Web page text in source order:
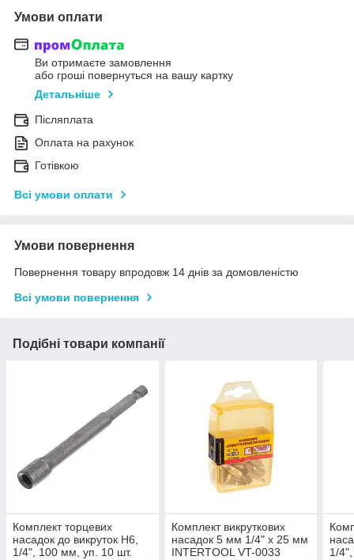
Умови оплати
Ви отримаєте замовлення
або гроші повернуться на вашу картку
Детальніше
Післяплата
Оплата на рахунок
Готівкою
Всі умови оплати
Умови повернення
Повернення товару впродовж 14 днів за домовленістю
Всі умови повернення
Подібні товари компанії
Комплект торцевих
насадок до викруток H6,
1/4", 100 мм, уп. 10 шт.
Комплект викруткових
насадок 5 мм 1/4" x 25 мм
INTERTOOL VT-0033
1/